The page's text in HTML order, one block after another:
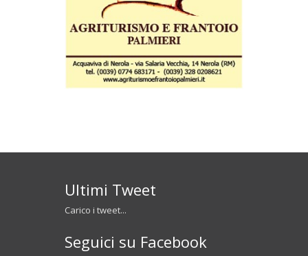
Ultimi Tweet
Carico i tweet...
Seguici su Facebook